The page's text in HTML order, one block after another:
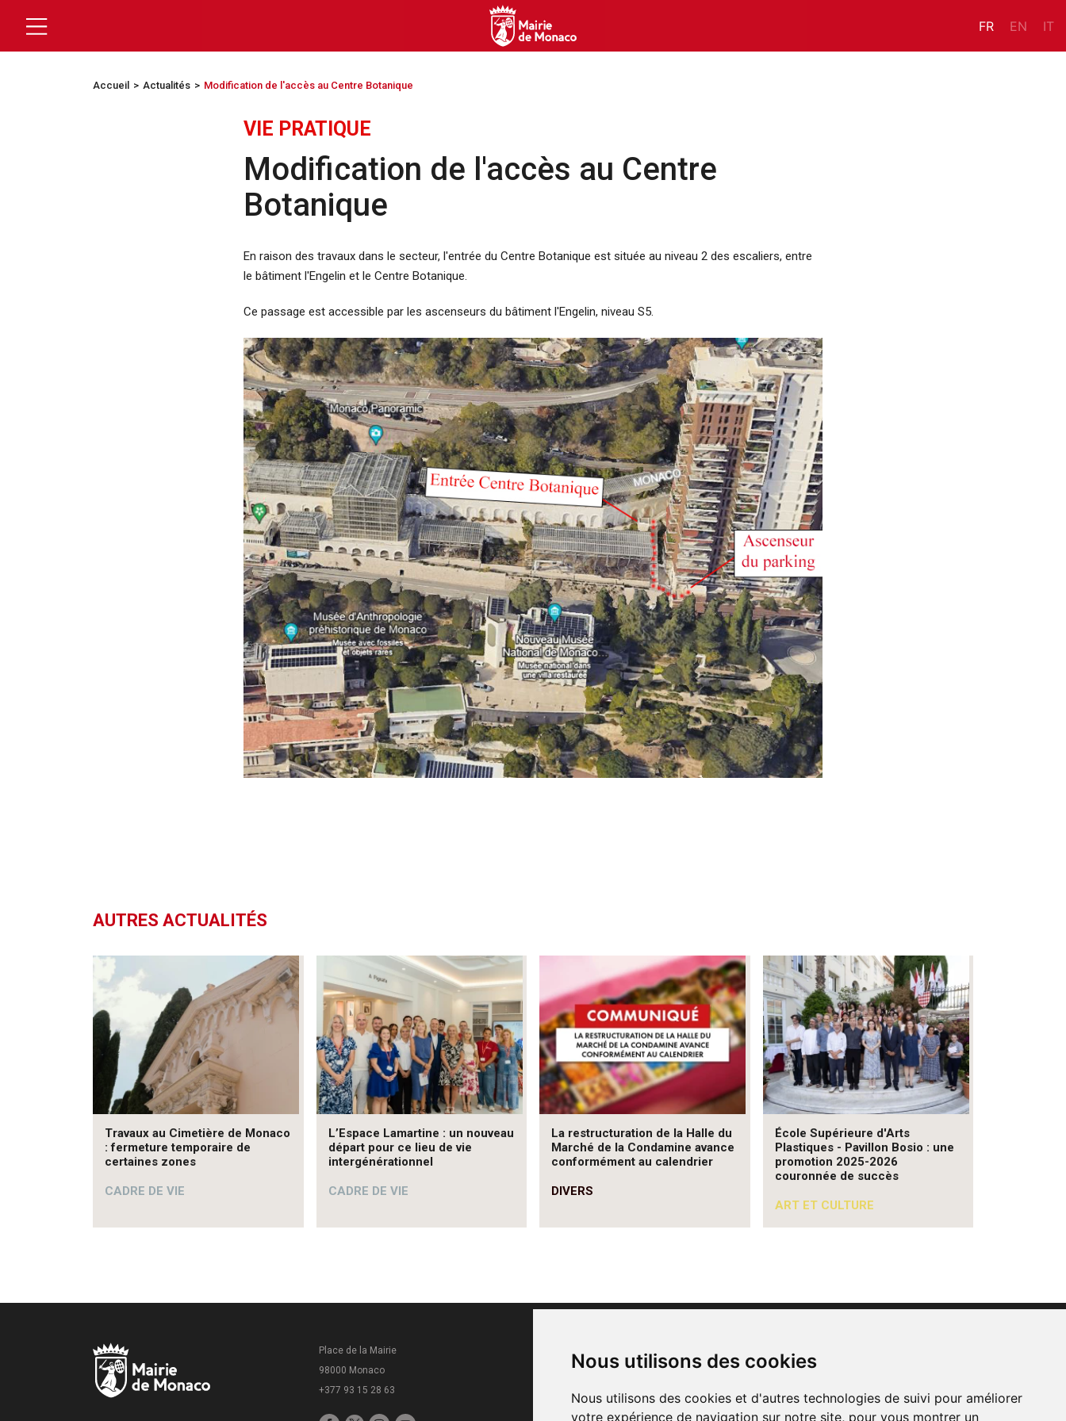
Nous utilisons des cookies
Nous utilisons des cookies et d'autres technologies de suivi pour améliorer
votre expérience de navigation sur notre site, pour vous montrer un
FR EN IT
Accueil Actualités Modification de l'accès au Centre Botanique
VIE PRATIQUE
Modification de l'accès au Centre
Botanique
En raison des travaux dans le secteur, l'entrée du Centre Botanique est située au niveau 2 des escaliers, entre
le bâtiment l'Engelin et le Centre Botanique.
Ce passage est accessible par les ascenseurs du bâtiment l'Engelin, niveau S5.
AUTRES ACTUALITÉS
Travaux au Cimetière de Monaco
: fermeture temporaire de
certaines zones
CADRE DE VIE
L’Espace Lamartine : un nouveau
départ pour ce lieu de vie
intergénérationnel
CADRE DE VIE
La restructuration de la Halle du
Marché de la Condamine avance
conformément au calendrier
DIVERS
École Supérieure d'Arts
Plastiques - Pavillon Bosio : une
promotion 2025-2026
couronnée de succès
ART ET CULTURE
Place de la Mairie
98000 Monaco
+377 93 15 28 63
Du lundi au vendredi
Contacts
Mentions légales